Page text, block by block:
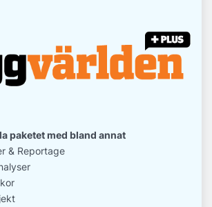
paketet med bland annat
& Reportage